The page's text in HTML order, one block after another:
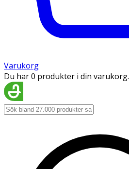
Varukorg
Du har 0 produkter i din varukorg.